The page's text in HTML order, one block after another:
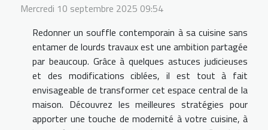
Mercredi 10 septembre 2025 09:54
Redonner un souffle contemporain à sa cuisine sans
entamer de lourds travaux est une ambition partagée
par beaucoup. Grâce à quelques astuces judicieuses
et des modifications ciblées, il est tout à fait
envisageable de transformer cet espace central de la
maison. Découvrez les meilleures stratégies pour
apporter une touche de modernité à votre cuisine, à